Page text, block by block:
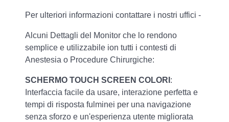
Per ulteriori informazioni contattare i nostri uffici -
Alcuni Dettagli del Monitor che lo rendono
semplice e utilizzabile ion tutti i contesti di
Anestesia o Procedure Chirurgiche:
SCHERMO TOUCH SCREEN COLORI :
Interfaccia facile da usare, interazione perfetta e
tempi di risposta fulminei per una navigazione
senza sforzo e un'esperienza utente migliorata